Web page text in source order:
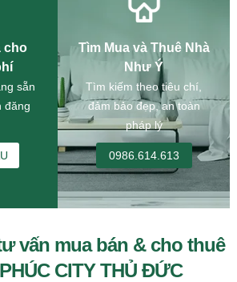
cho
sẵn
đăng
Tìm Mua và Thuê Nhà
Như Ý
Tìm kiếm theo tiêu chí,
đảm bảo đẹp, an toàn
pháp lý
0986.614.613
vấn mua bán & cho thuê
CITY THỦ ĐỨC